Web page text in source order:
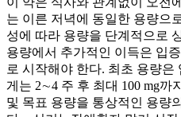
는 이른 저녁에 동일한 용량으
성에 따라 용량을 단계적으로
용량에서 추가적인 이득은 입
로 시작해야 한다. 최초 용량은
게는 2∼4 주 후 최대 100 mg까
및 목표 용량을 통상적인 용량